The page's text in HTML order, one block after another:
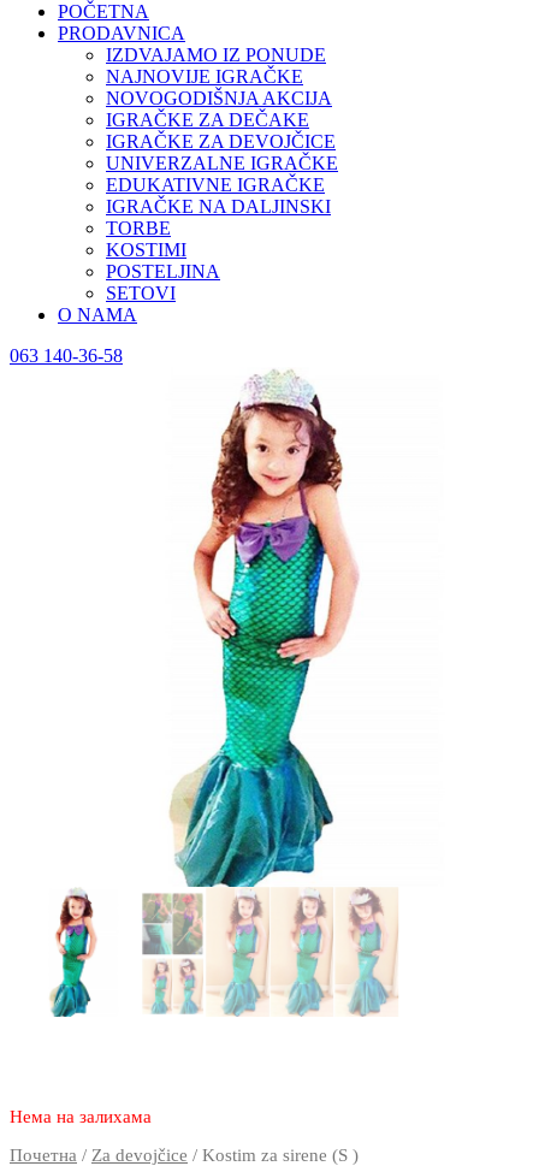
POČETNA
PRODAVNICA
IZDVAJAMO IZ PONUDE
NAJNOVIJE IGRAČKE
NOVOGODIŠNJA AKCIJA
IGRAČKE ZA DEČAKE
IGRAČKE ZA DEVOJČICE
UNIVERZALNE IGRAČKE
EDUKATIVNE IGRAČKE
IGRAČKE NA DALJINSKI
TORBE
KOSTIMI
POSTELJINA
SETOVI
O NAMA
063 140-36-58
Нема на залихама
Почетна / Za devojčice / Kostim za sirene (S )